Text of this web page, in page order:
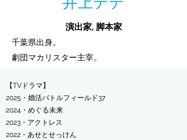
演出家, 脚本家
千葉県出身。
劇団マカリスター主宰。
【TVドラマ】
​2025・婚活バトルフィールド37
2024・めぐる未来
2023・アクトレス
2022・あせとせっけん